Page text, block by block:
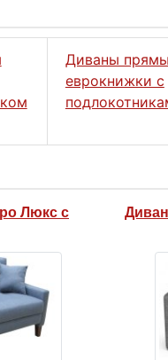
Диваны
еврокнижки с
Люкс с